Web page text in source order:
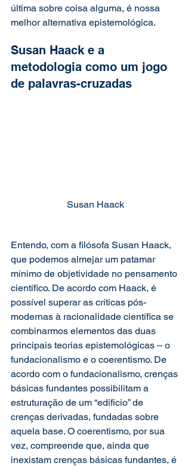
última sobre coisa alguma, é nossa
melhor alternativa epistemológica.
Susan Haack e a
metodologia como um jogo
de palavras-cruzadas
Susan Haack
Entendo, com a filósofa Susan Haack,
que podemos almejar um patamar
mínimo de objetividade no pensamento
científico. De acordo com Haack, é
possível superar as críticas pós-
modernas à racionalidade científica se
combinarmos elementos das duas
principais teorias epistemológicas – o
fundacionalismo e o coerentismo. De
acordo com o fundacionalismo, crenças
básicas fundantes possibilitam a
estruturação de um “edifício” de
crenças derivadas, fundadas sobre
aquela base. O coerentismo, por sua
vez, compreende que, ainda que
inexistam crenças básicas fundantes, é